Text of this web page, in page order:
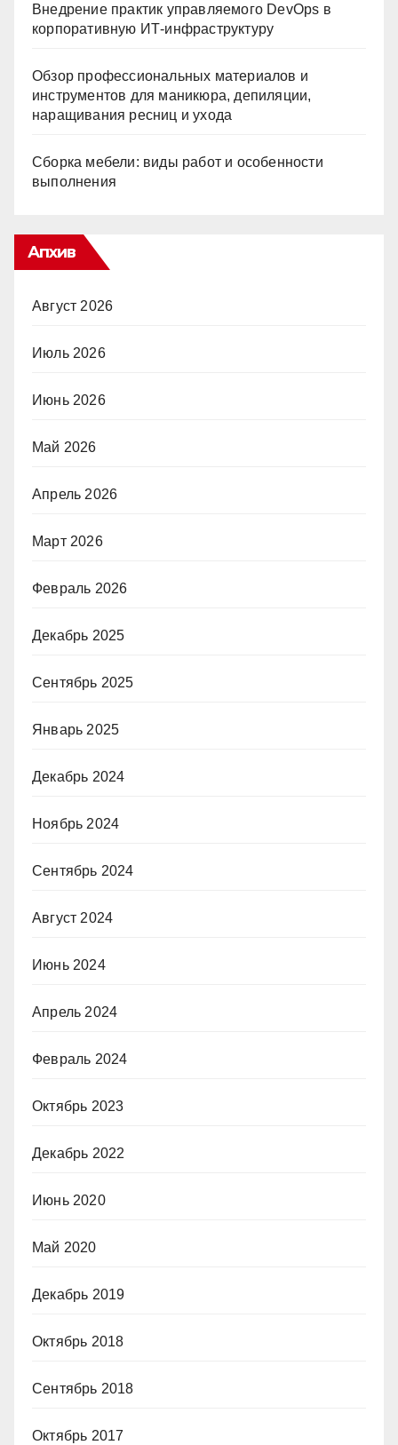
Внедрение практик управляемого DevOps в
корпоративную ИТ-инфраструктуру
Обзор профессиональных материалов и
инструментов для маникюра, депиляции,
наращивания ресниц и ухода
Сборка мебели: виды работ и особенности
выполнения
Апхив
Август 2026
Июль 2026
Июнь 2026
Май 2026
Апрель 2026
Март 2026
Февраль 2026
Декабрь 2025
Сентябрь 2025
Январь 2025
Декабрь 2024
Ноябрь 2024
Сентябрь 2024
Август 2024
Июнь 2024
Апрель 2024
Февраль 2024
Октябрь 2023
Декабрь 2022
Июнь 2020
Май 2020
Декабрь 2019
Октябрь 2018
Сентябрь 2018
Октябрь 2017